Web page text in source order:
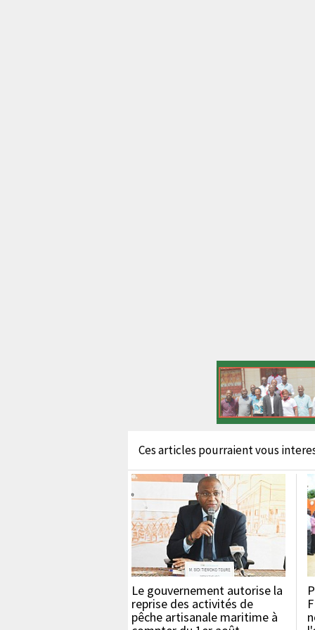
Ces articles pourraient vous
Le gouvernement autorise la
reprise des activités de
pêche artisanale maritime à